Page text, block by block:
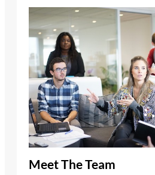
Meet The Team